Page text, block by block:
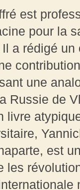
est
pour la
a rédigé un
une
Russie de
livre
est
les